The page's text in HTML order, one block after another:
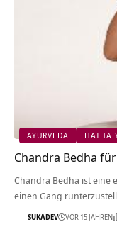
AYURVEDA HATHA
Chandra Bedha
Chandra Bedha ist eine
einen Gang
SUKADEV VOR 15 JAHREN